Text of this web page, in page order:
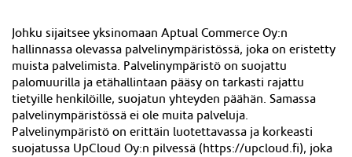
Johku sijaitsee yksinomaan Aptual Commerce Oy:n
hallinnassa olevassa palvelinympäristössä, joka on eristetty
muista palvelimista. Palvelinympäristö on suojattu
palomuurilla ja etähallintaan pääsy on tarkasti rajattu
tietyille henkilöille, suojatun yhteyden päähän. Samassa
palvelinympäristössä ei ole muita palveluja.
Palvelinympäristö on erittäin luotettavassa ja korkeasti
suojatussa UpCloud Oy:n pilvessä (https://upcloud.fi), joka